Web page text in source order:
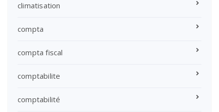
climatisation
compta
compta fiscal
comptabilite
comptabilité